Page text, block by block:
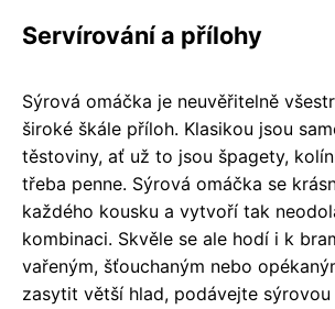
Servírování a přílohy
Sýrová omáčka je neuvěřitelně
široké škále příloh. Klasikou jsou
těstoviny, ať už to jsou špagety,
třeba penne. Sýrová omáčka se
každého kousku a vytvoří tak
kombinaci. Skvěle se ale hodí i k
vařeným, šťouchaným nebo
zasytit větší hlad, podávejte sýrovou